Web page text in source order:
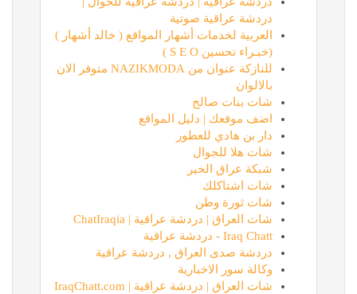
دردشة عراقية صوتية
العربية لخدمات أشهار المواقع ( خالد أشهار )
(خبـراء تحسين S E O )
للنازكة عنوان من NAZIKMODA متوفر الان
بالالوان
شات بنات صالح
اضف موقعك | دليل المواقع
دار بن هادي للعطور
شات هلا للجوال
شبكة عراق الخير
شات اشتاكلك
شات ثورة وطن
شات العراق | دردشة عراقية | ChatIraqia
Iraq Chatt - دردشة عراقية
دردشة صدى العراق , دردشة عراقية
وكالة سور الاخبارية
شات العراق | دردشة عراقية | IraqChatt.com